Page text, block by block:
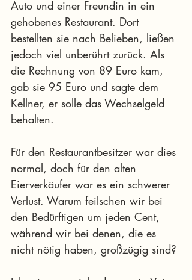
Auto und einer Freundin in ein
gehobenes Restaurant. Dort
bestellten sie nach Belieben, ließen
jedoch viel unberührt zurück. Als
die Rechnung von 89 Euro kam,
gab sie 95 Euro und sagte dem
Kellner, er solle das Wechselgeld
behalten.
Für den Restaurantbesitzer war dies
normal, doch für den alten
Eierverkäufer war es ein schwerer
Verlust. Warum feilschen wir bei
den Bedürftigen um jeden Cent,
während wir bei denen, die es
nicht nötig haben, großzügig sind?